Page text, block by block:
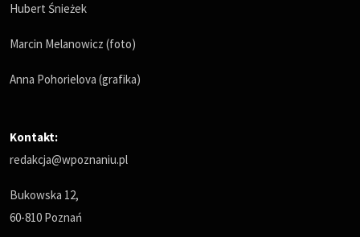
Hubert Śnieżek
Marcin Melanowicz (foto)
Anna Pohorielova (grafika)
Kontakt:
redakcja@wpoznaniu.pl
Bukowska 12,
60-810 Poznań